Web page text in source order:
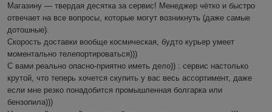
Магазину — твердая десятка за сервис! Менеджер чётко и быстро
отвечает на все вопросы, которые могут возникнуть (даже самые
дотошные).
Скорость доставки вообще космическая, будто курьер умеет
моментально телепортироваться)))
С вами реально опасно-приятно иметь дело)) : сервис настолько
крутой, что теперь хочется скупить у вас весь ассортимент, даже
если мне резко понадобится промышленная болгарка или
бензопила)))